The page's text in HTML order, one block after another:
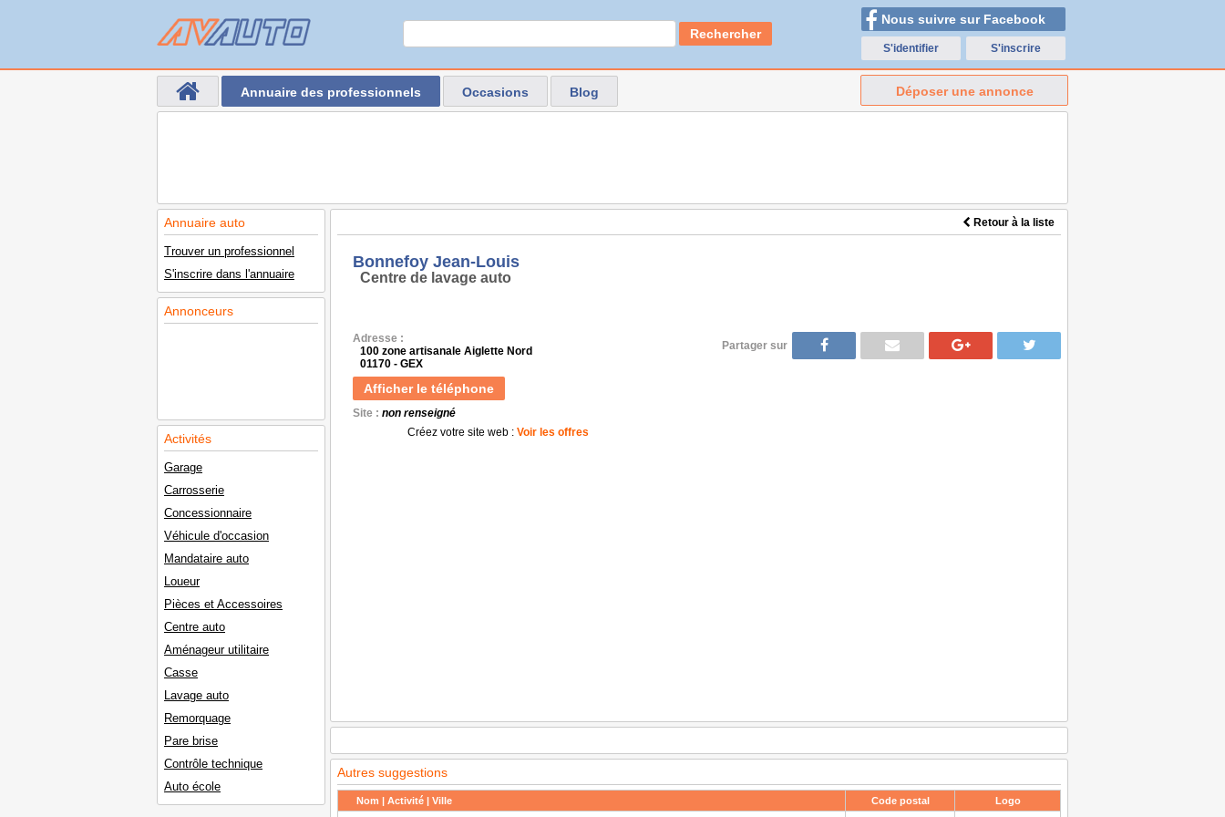
Rechercher
Nous suivre sur Facebook
S'identifier S'inscrire
Annuaire des professionnels Occasions Blog Déposer une annonce
Annuaire auto
Trouver un professionnel
S'inscrire dans l'annuaire
Annonceurs
Activités
Garage
Carrosserie
Concessionnaire
Véhicule d'occasion
Mandataire auto
Loueur
Pièces et Accessoires
Centre auto
Aménageur utilitaire
Casse
Lavage auto
Remorquage
Pare brise
Contrôle technique
Auto école
Retour à la liste
Bonnefoy Jean-Louis
Centre de lavage auto
Adresse :
100 zone artisanale Aiglette Nord
01170 - GEX
Afficher le téléphone
Site : non renseigné
Créez votre site web : Voir les offres
Partager sur
Autres suggestions
Nom | Activité | Ville Code postal Logo